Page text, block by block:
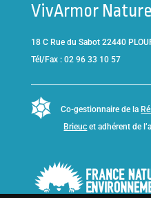
VivArmor Nature
18 C Rue du Sabot 22440
Tél/Fax : 02 96 33 10 57
Co-gestionnaire de la
Brieuc et adhérent de